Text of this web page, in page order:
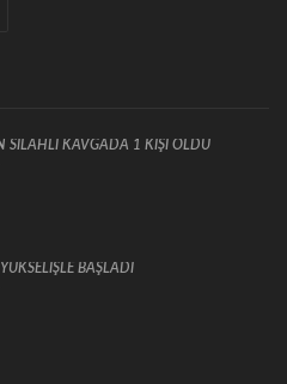
SİLAHLI KAVGADA 1 KİŞİ ÖLDÜ
BAŞLADI